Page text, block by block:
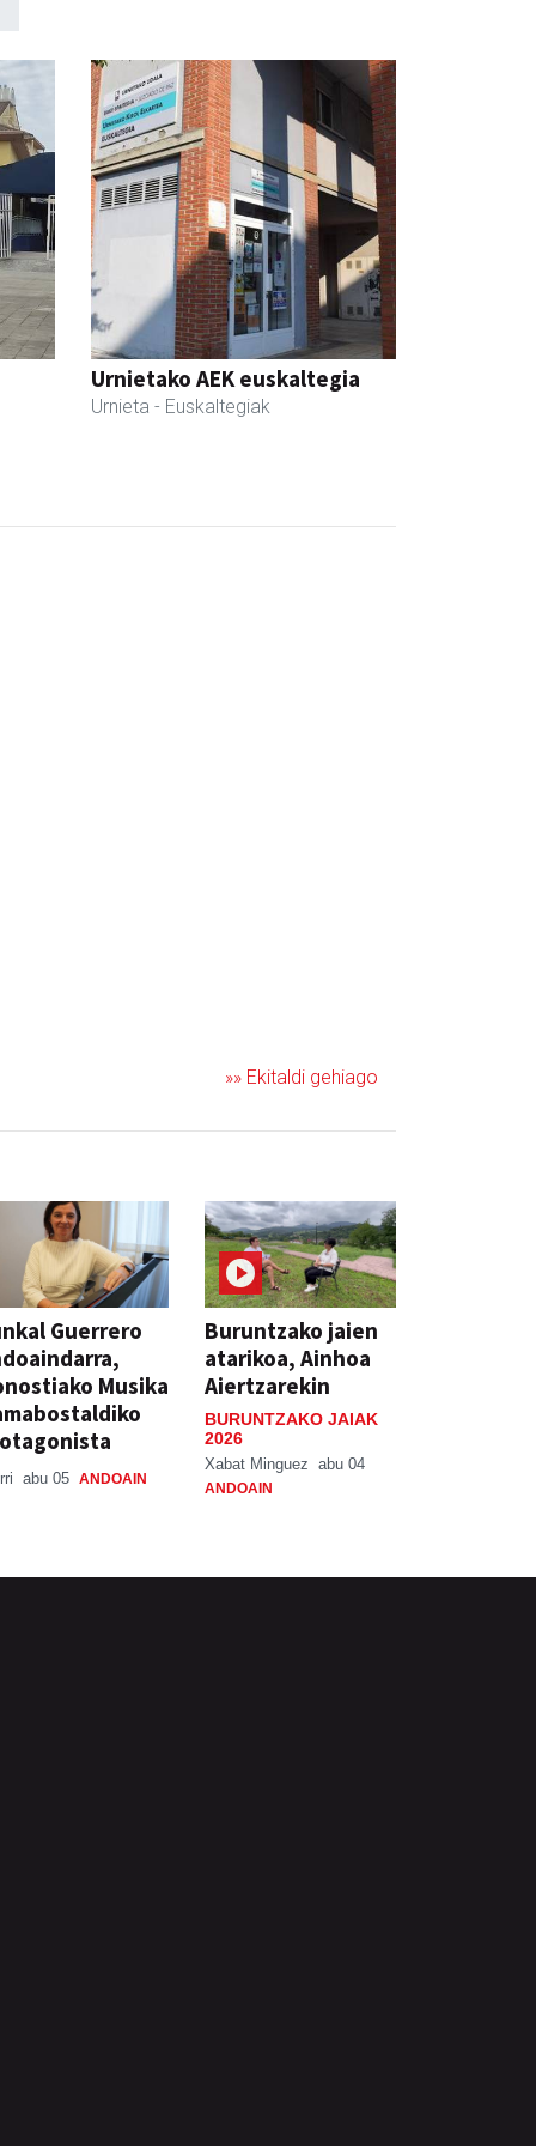
Urnietako AEK euskaltegia
Urnieta - Euskaltegiak
»» Ekitaldi gehiago
Guerrero
Musika
abu 05 ANDOAIN
Buruntzako jaien
atarikoa, Ainhoa
Aiertzarekin
BURUNTZAKO JAIAK
2026
Xabat Minguez abu 04
ANDOAIN